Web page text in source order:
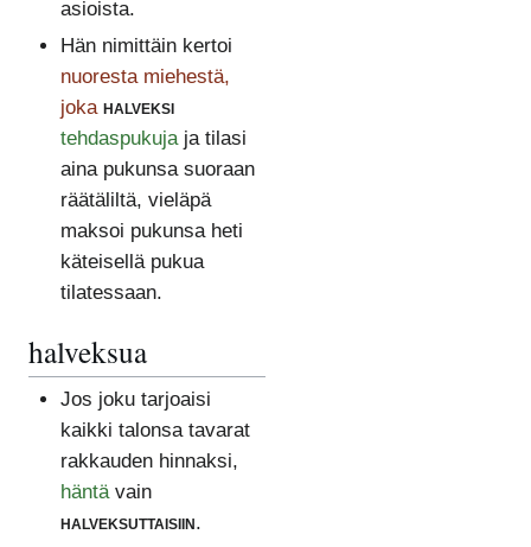
asioista.
Hän nimittäin kertoi
nuoresta miehestä,
joka halveksi
tehdaspukujaja tilasi
aina pukunsa suoraan
räätäliltä, vieläpä
maksoi pukunsa heti
käteisellä pukua
tilatessaan.
halveksua
Jos joku tarjoaisi
kaikki talonsa tavarat
rakkauden hinnaksi,
häntävain
halveksuttaisiin.